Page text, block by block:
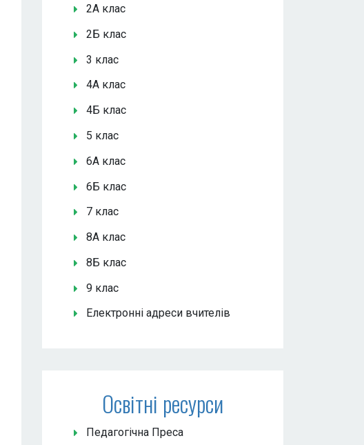
2А клас
2Б клас
3 клас
4А клас
4Б клас
5 клас
6А клас
6Б клас
7 клас
8А клас
8Б клас
9 клас
Електронні адреси вчителів
Освітні ресурси
Педагогічна Преса